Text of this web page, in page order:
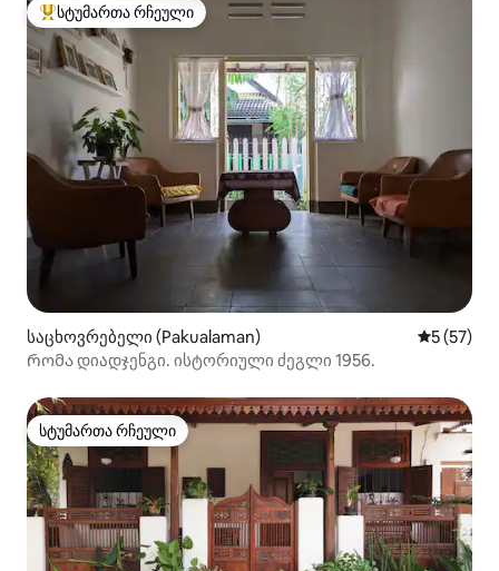
სტუმართა რჩეული მოწინავე ვარიანტი
სტუმართა რჩეული
საცხოვრებელი (Pakualaman) საშუალო
5 (57)
Რომა დიადჯენგი. ისტორიული ძეგლი 1956.
სტუმართა რჩეული
სტუმართა რჩეული